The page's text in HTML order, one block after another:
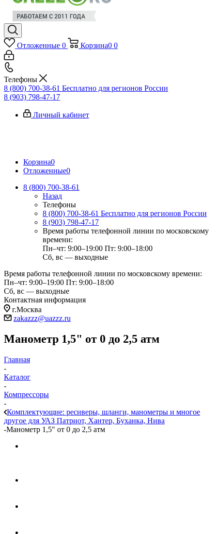
Отложенные 0 Корзина0 0
Телефоны
8 (800) 700-38-61 Бесплатно для регионов России
8 (903) 798-47-17
Личный кабинет
Корзина0
Отложенные0
8 (800) 700-38-61
Назад
Телефоны
8 (800) 700-38-61 Бесплатно для регионов России
8 (903) 798-47-17
Время работы телефонной линии по московскому
времени:
Пн–чт: 9:00–19:00 Пт: 9:00–18:00
Сб, вс — выходные
Время работы телефонной линии по московскому времени:
Пн–чт: 9:00–19:00 Пт: 9:00–18:00
Сб, вс — выходные
Контактная информация
г.Москва
zakazzz@uazzz.ru
Манометр 1,5" от 0 до 2,5 атм
Главная
-
Каталог
-
Компрессоры
-
Комплектующие: ресиверы, шланги, манометры и многое
другое для УАЗ Патриот, Хантер, Буханка, Нива
-Манометр 1,5" от 0 до 2,5 атм